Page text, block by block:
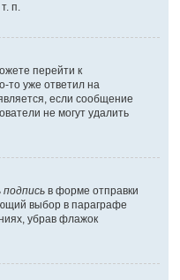
п.
перейти к
то уже ответил на
если сообщение
не могут удалить
в форме отправки
выбор в параграфе
убрав флажок